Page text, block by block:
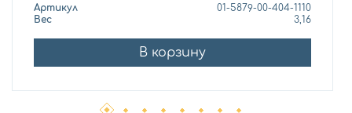
Артикул
01-5879-00-404-1110
Вес
3,16
В корзину